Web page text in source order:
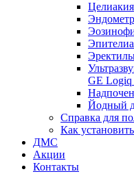
Целиакия
GE Logiq
Йодный
Справка для
Как
ДМС
Акции
Контакты